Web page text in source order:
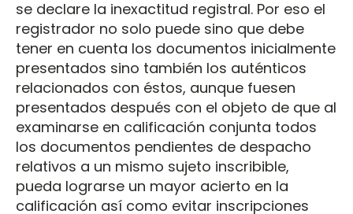
se declare la inexactitud registral. Por eso el
registrador no solo puede sino que debe
tener en cuenta los documentos inicialmente
presentados sino también los auténticos
relacionados con éstos, aunque fuesen
presentados después con el objeto de que al
examinarse en calificación conjunta todos
los documentos pendientes de despacho
relativos a un mismo sujeto inscribible,
pueda lograrse un mayor acierto en la
calificación así como evitar inscripciones